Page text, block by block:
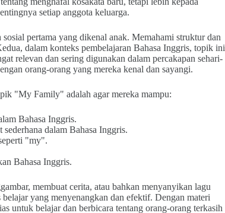
setiap anggota keluarga.
pertama yang dikenal anak. Memahami struktur dan
dalam konteks pembelajaran Bahasa Inggris, topik ini
relevan dan sering digunakan dalam percakapan sehari-
orang-orang yang mereka kenal dan sayangi.
"My Family" adalah agar mereka mampu:
Bahasa Inggris.
dalam Bahasa Inggris.
"my".
Bahasa Inggris.
membuat cerita, atau bahkan menyanyikan lagu
yang menyenangkan dan efektif. Dengan materi
untuk belajar dan berbicara tentang orang-orang terkasih